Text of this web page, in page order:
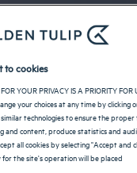
to cookies
YOUR PRIVACY IS A PRIORITY FOR
your choices at any time by
technologies to ensure the
and content, produce statistics and
all cookies by selecting "Accept
for the site's operation will be placed.